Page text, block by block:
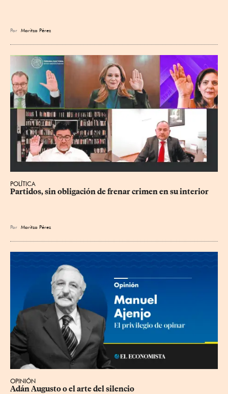
Por Maritza Pérez
POLÍTICA
Partidos, sin obligación de frenar crimen en su interior
Por Maritza Pérez
OPINIÓN
Adán Augusto o el arte del silencio